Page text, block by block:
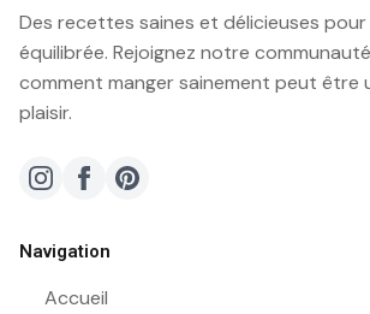
Des recettes saines et délicieuses pour
équilibrée. Rejoignez notre
comment manger sainement peut être
plaisir.
Navigation
Accueil